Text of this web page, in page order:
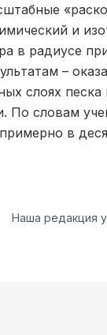
и
в радиусе
–
слоях
По словам
в
Наша редакция